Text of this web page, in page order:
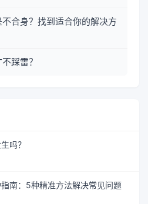
合身？找到适合你的解决方
踩雷？
吗？
南：5种精准方法解决常见问题